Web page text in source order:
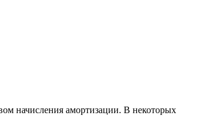
начисления амортизации. В некоторых